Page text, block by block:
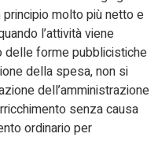
molto più netto e
l’attività viene
delle forme pubblicistiche
della spesa, non si
dell’amministrazione
senza causa
ordinario per